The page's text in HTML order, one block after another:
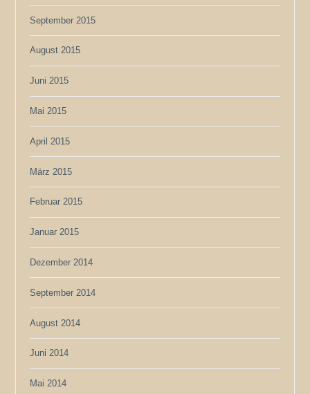
September 2015
August 2015
Juni 2015
Mai 2015
April 2015
März 2015
Februar 2015
Januar 2015
Dezember 2014
September 2014
August 2014
Juni 2014
Mai 2014